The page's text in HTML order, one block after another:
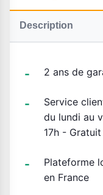
Description
2 ans de
Service
du lundi au
17h - Gratuit
Plateforme
en France